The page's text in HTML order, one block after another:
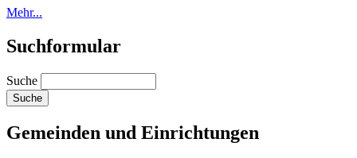
Mehr...
Suchformular
Suche
Gemeinden und Einrichtungen